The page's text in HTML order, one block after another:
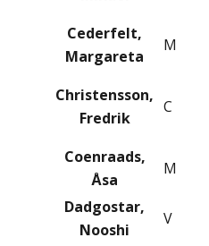
Cederfelt,
Margareta
M
Christensson,
Fredrik
C
Coenraads,
Åsa
M
Dadgostar,
Nooshi
V